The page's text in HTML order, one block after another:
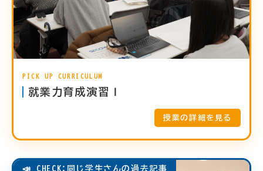
PICK UP CURRICULUM
就業力育成演習Ⅰ
授業の詳細を見る
📣 CHECK：同じ学生さんの過去記事